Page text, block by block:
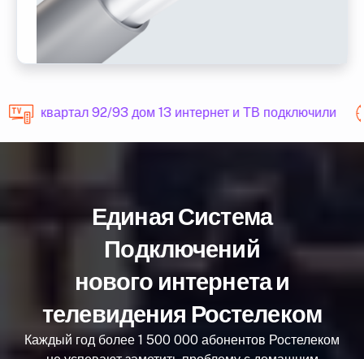
квартал 92/93 дом 13 интернет и ТВ подключили
Единая Система
Подключений
нового интернета и
телевидения Ростелеком
Каждый год более 1 500 000 абонентов Ростелеком